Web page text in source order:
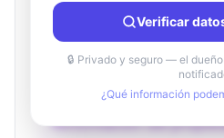
País
Ciudad
Región
Información del
Verificar
🔒 Privado y seguro — el
¿Qué información